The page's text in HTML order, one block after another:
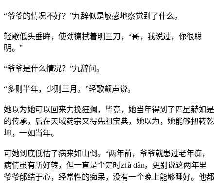
“爷爷的情况不好？”九辞似是敏感地察觉到了什么。
轻歌低头垂眸，使劲擦拭着明王刀，“哥，我说过，你很聪
明。”
“爷爷是什么情况？”九辞问。
“多则半年，少则三月。”轻歌颤声说。
她以为她可以回来力挽狂澜，毕竟，她当年得到了四星赫如是
的传承，后在天域药宗又得先祖宝典，她以为，她能够扭转乾
坤，一如当年。
可她到底低估了病来如山倒。“两年前，爷爷就患过老年痴，
病情虽有所好转，但一直是个定时zhà dàn。更别说这两年里
爷爷郁结于心，经常性的痴呆，没有一个晚上能够睡好。他都